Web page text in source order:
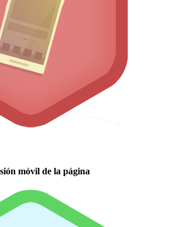
móvil de la página